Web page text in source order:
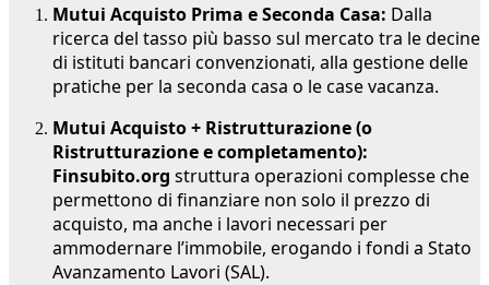
Mutui Acquisto Prima e Seconda Casa: Dalla
ricerca del tasso più basso sul mercato tra le decine
di istituti bancari convenzionati, alla gestione delle
pratiche per la seconda casa o le case vacanza.
Mutui Acquisto + Ristrutturazione (o
Ristrutturazione e completamento):
Finsubito.org struttura operazioni complesse che
permettono di finanziare non solo il prezzo di
acquisto, ma anche i lavori necessari per
ammodernare l’immobile, erogando i fondi a Stato
Avanzamento Lavori (SAL).